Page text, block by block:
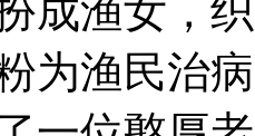
成渔女，
为渔民治